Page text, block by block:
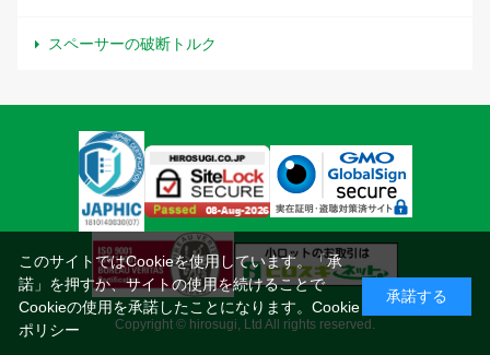
スペーサーの破断トルク
Copyright © hirosugi, Ltd All rights reserved.
このサイトではCookieを使用しています。「承
諾」を押すか、サイトの使用を続けることで
Cookieの使用を承諾したことになります。 Cookie
ポリシー
承諾する